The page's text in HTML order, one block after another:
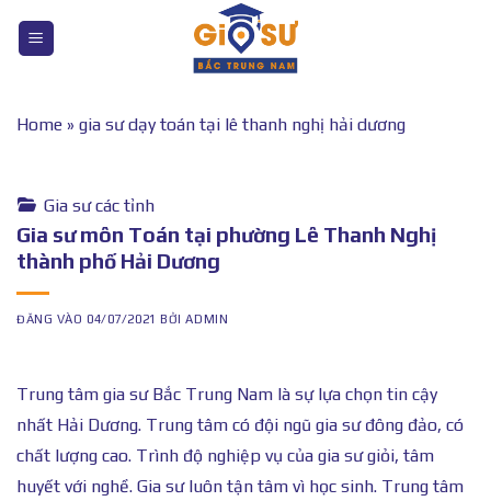
Home » gia sư dạy toán tại lê thanh nghị hải dương
Gia sư các tỉnh
Gia sư môn Toán tại phường Lê Thanh Nghị
thành phố Hải Dương
ĐĂNG VÀO04/07/2021 BỞIADMIN
Trung tâm gia sư Bắc Trung Nam là sự lựa chọn tin cậy
nhất Hải Dương. Trung tâm có đội ngũ gia sư đông đảo, có
chất lượng cao. Trình độ nghiệp vụ của gia sư giỏi, tâm
huyết với nghề. Gia sư luôn tận tâm vì học sinh. Trung tâm